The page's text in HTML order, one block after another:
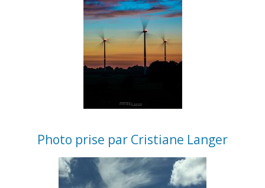
Photo prise par Cristiane Langer